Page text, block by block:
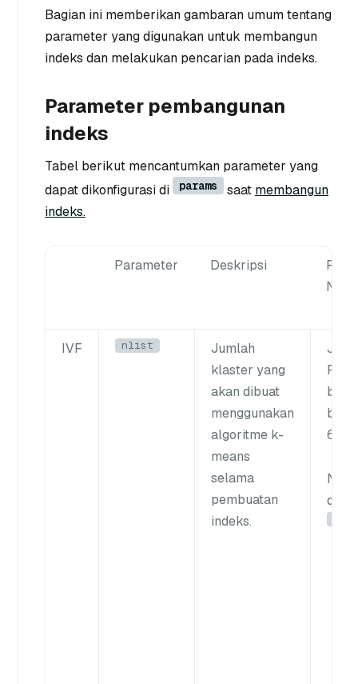
Bagian ini memberikan gambaran umum tentang
parameter yang digunakan untuk membangun
indeks dan melakukan pencarian pada indeks.
Parameter pembangunan
indeks
Tabel berikut mencantumkan parameter yang
dapat dikonfigurasi di
params saat membangun
indeks.
Parameter Deskripsi
Nilai
IVF nlist
Jumlah
klaster yang
akan dibuat
menggunakan
algoritme k-
means
selama
pembuatan
indeks.
Jenis
Nilai